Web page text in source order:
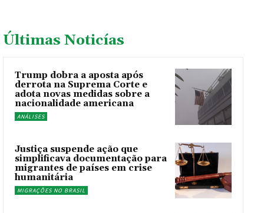
Últimas Noticías
Trump dobra a aposta após
derrota na Suprema Corte e
adota novas medidas sobre a
nacionalidade americana
ANÁLISES
Justiça suspende ação que
simplificava documentação para
migrantes de países em crise
humanitária
MIGRAÇÕES NO BRASIL